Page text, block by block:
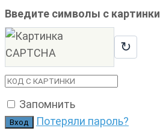
Введите символы с картинки
↻
Запомнить
Потеряли пароль?